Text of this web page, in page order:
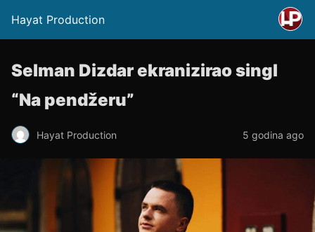
Hayat Production
Selman Dizdar ekranizirao singl
“Na pendžeru”
Hayat Production 5 godina ago